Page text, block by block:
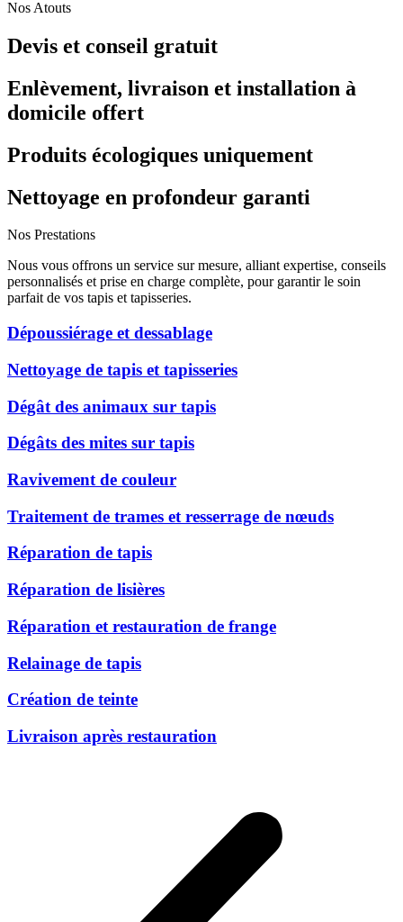
Nos Atouts
Devis et conseil gratuit
Enlèvement, livraison et installation à
domicile offert
Produits écologiques uniquement
Nettoyage en profondeur garanti
Nos Prestations
Nous vous offrons un service sur mesure, alliant expertise, conseils
personnalisés et prise en charge complète, pour garantir le soin
parfait de vos tapis et tapisseries.
Dépoussiérage et dessablage
Nettoyage de tapis et tapisseries
Dégât des animaux sur tapis
Dégâts des mites sur tapis
Ravivement de couleur
Traitement de trames et resserrage de nœuds
Réparation de tapis
Réparation de lisières
Réparation et restauration de frange
Relainage de tapis
Création de teinte
Livraison après restauration